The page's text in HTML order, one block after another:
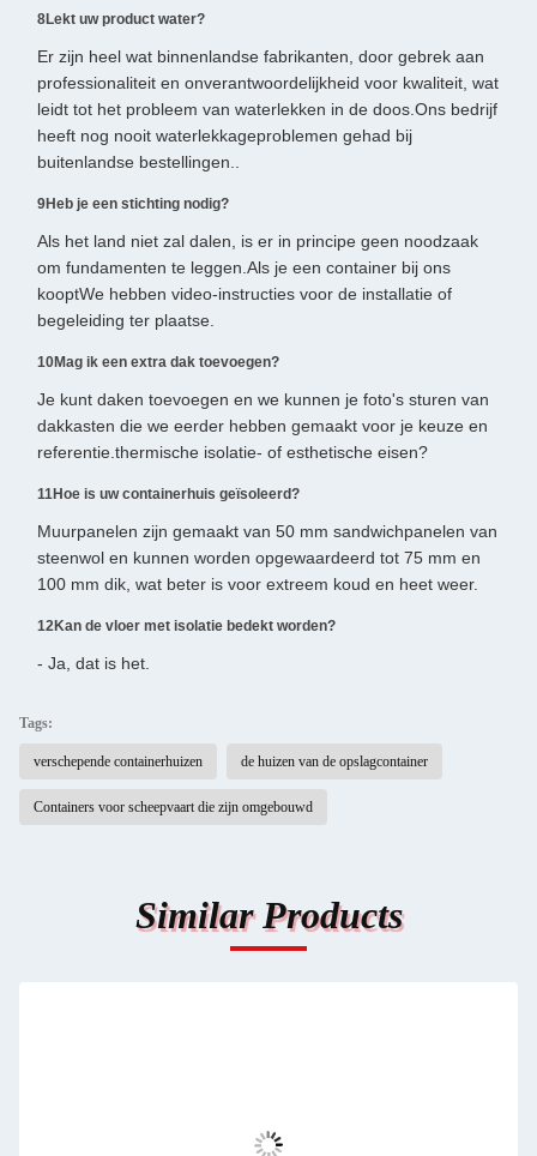
8Lekt uw product water?
Er zijn heel wat binnenlandse fabrikanten, door gebrek aan
professionaliteit en onverantwoordelijkheid voor kwaliteit, wat
leidt tot het probleem van waterlekken in de doos.Ons bedrijf
heeft nog nooit waterlekkageproblemen gehad bij
buitenlandse bestellingen..
9Heb je een stichting nodig?
Als het land niet zal dalen, is er in principe geen noodzaak
om fundamenten te leggen.Als je een container bij ons
kooptWe hebben video-instructies voor de installatie of
begeleiding ter plaatse.
10Mag ik een extra dak toevoegen?
Je kunt daken toevoegen en we kunnen je foto's sturen van
dakkasten die we eerder hebben gemaakt voor je keuze en
referentie.thermische isolatie- of esthetische eisen?
11Hoe is uw containerhuis geïsoleerd?
Muurpanelen zijn gemaakt van 50 mm sandwichpanelen van
steenwol en kunnen worden opgewaardeerd tot 75 mm en
100 mm dik, wat beter is voor extreem koud en heet weer.
12Kan de vloer met isolatie bedekt worden?
- Ja, dat is het.
Tags:
verschepende containerhuizen de huizen van de opslagcontainer
Containers voor scheepvaart die zijn omgebouwd
Similar Products